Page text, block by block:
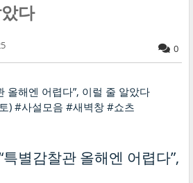
다
0
특별감찰관 올해엔 어렵다”,